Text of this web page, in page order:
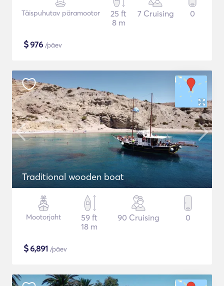
Täispuhutav päramootor
25 ft
8 m
7 Cruising 0
$976 /päev
Traditional wooden boat
Mootorjaht
59 ft
18 m
90 Cruising 0
$6,891 /päev